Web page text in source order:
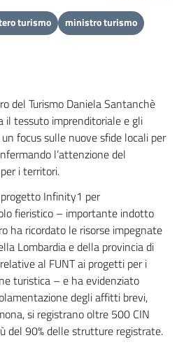
turismo
ministro turismo
del Turismo Daniela Santanchè
il tessuto imprenditoriale e gli
focus sulle nuove sfide locali per
l’attenzione del
i territori.
Infinity1 per
fieristico – importante indotto
ha ricordato le risorse impegnate
Lombardia e della provincia di
al FUNT ai progetti per i
turistica – e ha evidenziato
degli affitti brevi,
si registrano oltre 500 CIN
del 90% delle strutture registrate.